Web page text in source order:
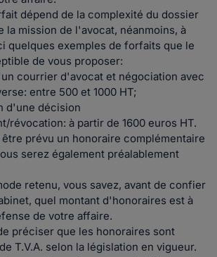
dépend de la complexité du dossier
la mission de l'avocat, néanmoins, à
quelques exemples de forfaits que le
de vous proposer:
courrier d'avocat et négociation avec
entre 500 et 1000 HT;
d'une décision
révocation: à partir de 1600 euros HT.
prévu un honoraire complémentaire
serez également préalablement
retenu, vous savez, avant de confier
quel montant d'honoraires est à
de votre affaire.
préciser que les honoraires sont
T.V.A. selon la législation en vigueur.